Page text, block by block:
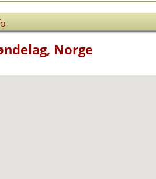
Norge